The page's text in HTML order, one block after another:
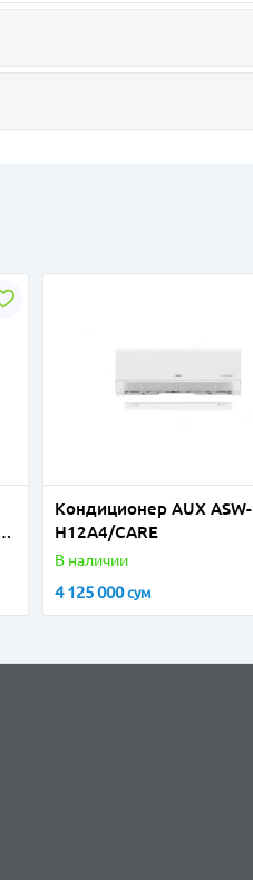
Кондиционер AUX ASW-
H12A4/CARE
В наличии
4 125 000сум